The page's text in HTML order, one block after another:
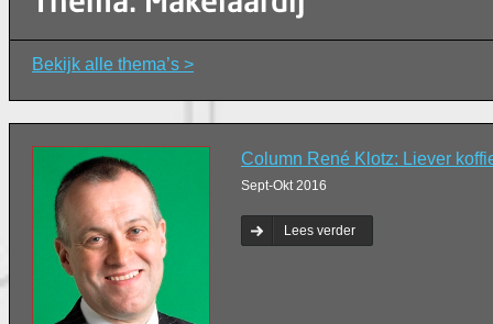
Bekijk alle thema’s >
Column René Klotz: Liever
Sept-Okt 2016
Lees verder